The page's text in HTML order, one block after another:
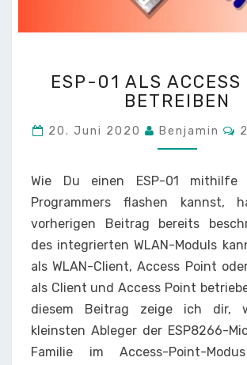
01
ALS
POINT
ESP-01 ALS ACCESS
BETREIBEN
20. Juni 2020 Benjamin
Wie Du einen ESP-01 mithilfe
Programmers flashen kannst,
vorherigen Beitrag bereits
des integrierten WLAN-Moduls
als WLAN-Client, Access Point
als Client und Access Point
diesem Beitrag zeige ich dir,
kleinsten Ableger der ESP8266-
Familie im Access-Point-